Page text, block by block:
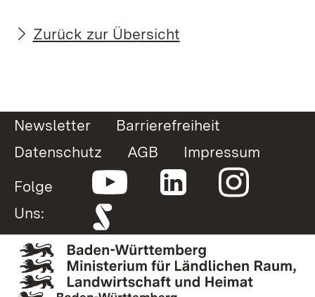
Zurück zur Übersicht
Newsletter
Barrierefreiheit
Datenschutz
AGB
Impressum
Folge
Uns: